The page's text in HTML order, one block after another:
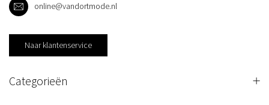
online@vandortmode.nl
Naar klantenservice
Categorieën